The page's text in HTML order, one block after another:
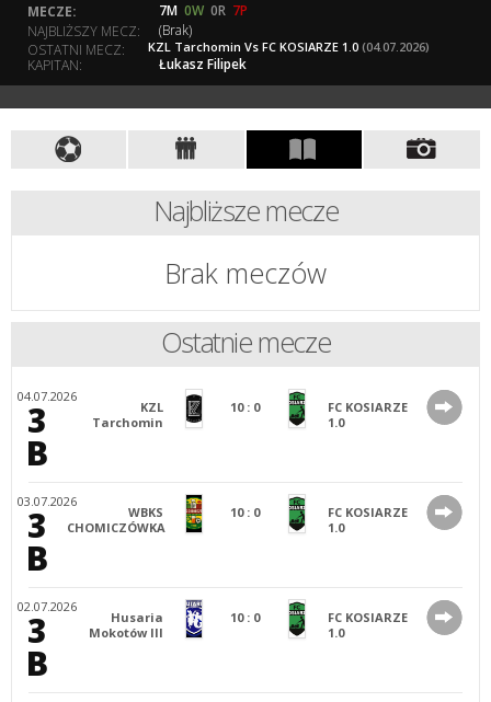
MECZE: 7M 0W 0R 7P
NAJBLIŻSZY MECZ:
(Brak)
OSTATNI MECZ:
KZL Tarchomin Vs FC KOSIARZE 1.0 (04.07.2026)
KAPITAN: Łukasz Filipek
Najbliższe mecze
Brak meczów
Ostatnie mecze
04.07.2026
3
B
KZL
Tarchomin
10 : 0
FC KOSIARZE
1.0
03.07.2026
3
B
WBKS
CHOMICZÓWKA
10 : 0
FC KOSIARZE
1.0
02.07.2026
3
B
Husaria
Mokotów III
10 : 0
FC KOSIARZE
1.0